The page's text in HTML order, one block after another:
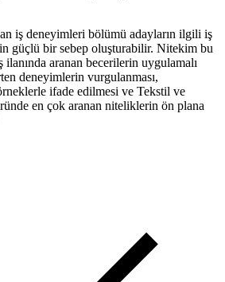
iş deneyimleri bölümü adayların ilgili iş
güçlü bir sebep oluşturabilir. Nitekim bu
ilanında aranan becerilerin uygulamalı
deneyimlerin vurgulanması,
ifade edilmesi ve Tekstil ve
en çok aranan niteliklerin ön plana